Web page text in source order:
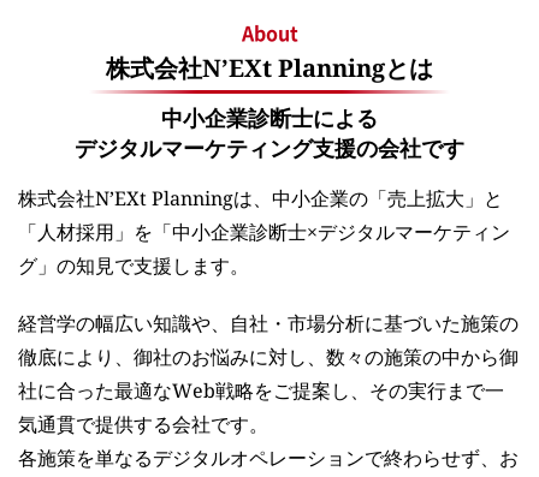
About
株式会社N’EXt Planningとは
中小企業診断士による
デジタルマーケティング支援の会社です
株式会社N’EXt Planningは、中小企業の「売上拡大」と
「人材採用」を「中小企業診断士×デジタルマーケティン
グ」の知見で支援します。
経営学の幅広い知識や、自社・市場分析に基づいた施策の
徹底により、御社のお悩みに対し、数々の施策の中から御
社に合った最適なWeb戦略をご提案し、その実行まで一
気通貫で提供する会社です。
各施策を単なるデジタルオペレーションで終わらせず、お